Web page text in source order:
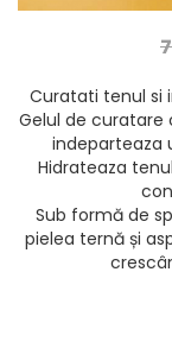
Curatati tenul si
Gelul de curatare
indeparteaza
Hidrateaza
Sub formă de
pielea ternă și